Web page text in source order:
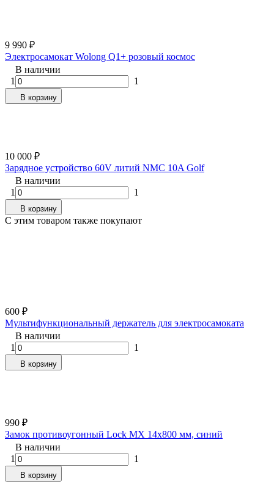
9 990 ₽
Электросамокат Wolong Q1+ розовый космос
В наличии
1
1
В корзину
10 000 ₽
Зарядное устройство 60V литий NMC 10A Golf
В наличии
1
1
В корзину
C этим товаром также покупают
600 ₽
Мультифункциональный держатель для электросамоката
В наличии
1
1
В корзину
990 ₽
Замок противоугонный Lock MX 14х800 мм, синий
В наличии
1
1
В корзину